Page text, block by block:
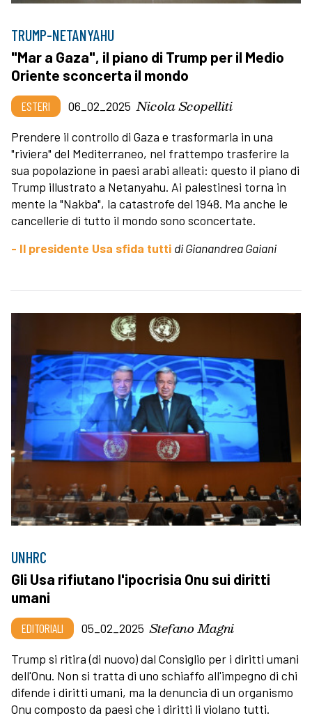
TRUMP-NETANYAHU
"Mar a Gaza", il piano di Trump per il Medio
Oriente sconcerta il mondo
ESTERI 06_02_2025 Nicola Scopelliti
Prendere il controllo di Gaza e trasformarla in una
"riviera" del Mediterraneo, nel frattempo trasferire la
sua popolazione in paesi arabi alleati: questo il piano di
Trump illustrato a Netanyahu. Ai palestinesi torna in
mente la "Nakba", la catastrofe del 1948. Ma anche le
cancellerie di tutto il mondo sono sconcertate.
- Il presidente Usa sfida tutti di Gianandrea Gaiani
UNHRC
Gli Usa rifiutano l'ipocrisia Onu sui diritti
umani
EDITORIALI 05_02_2025 Stefano Magni
Trump si ritira (di nuovo) dal Consiglio per i diritti umani
dell'Onu. Non si tratta di uno schiaffo all'impegno di chi
difende i diritti umani, ma la denuncia di un organismo
Onu composto da paesi che i diritti li violano tutti.